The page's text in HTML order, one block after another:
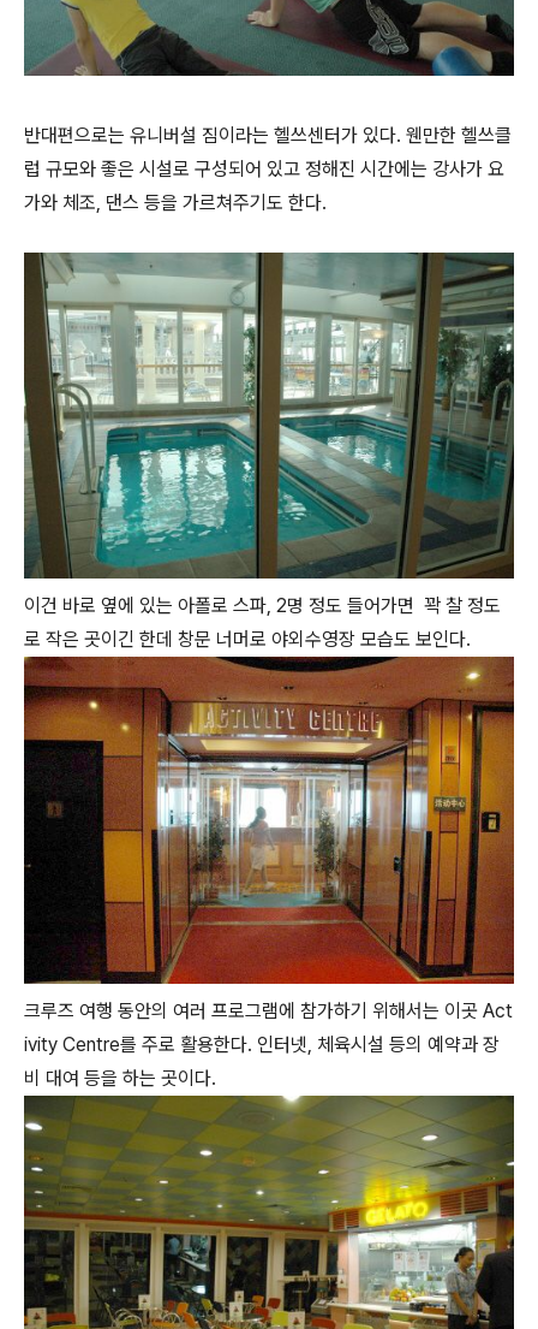
반대편으로는 유니버설 짐이라는 헬쓰센터가 있다. 웬만한 헬쓰클
럽 규모와 좋은 시설로 구성되어 있고 정해진 시간에는 강사가 요
가와 체조, 댄스 등을 가르쳐주기도 한다.
이건 바로 옆에 있는 아폴로 스파, 2명 정도 들어가면 꽉 찰 정도
로 작은 곳이긴 한데 창문 너머로 야외수영장 모습도 보인다.
크루즈 여행 동안의 여러 프로그램에 참가하기 위해서는 이곳 Act
ivity Centre를 주로 활용한다. 인터넷, 체육시설 등의 예약과 장
비 대여 등을 하는 곳이다.